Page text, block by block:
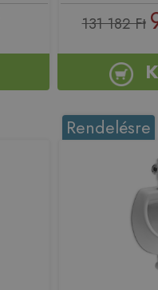
131 182 Ft
Rendelésre